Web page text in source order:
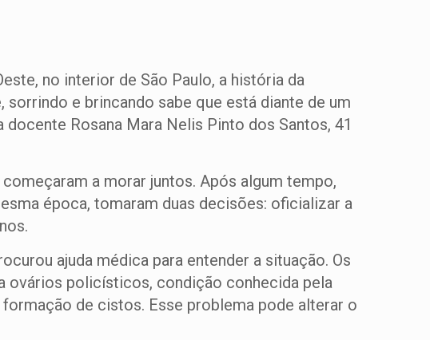
no interior de São Paulo, a história da
sorrindo e brincando sabe que está diante de um
Rosana Mara Nelis Pinto dos Santos, 41
a morar juntos. Após algum tempo,
época, tomaram duas decisões: oficializar a
ajuda médica para entender a situação. Os
ovários policísticos, condição conhecida pela
de cistos. Esse problema pode alterar o